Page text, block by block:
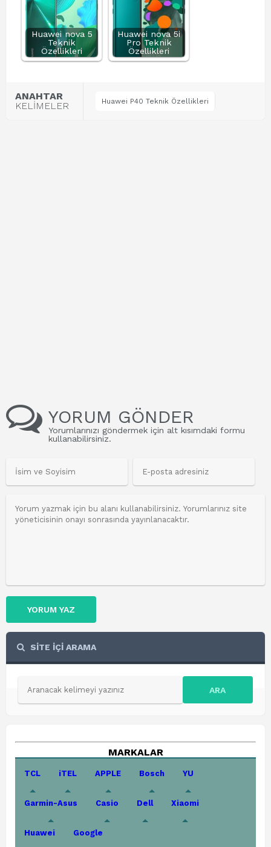
Huawei nova 5
Teknik
Özellikleri
Huawei nova 5i
Pro Teknik
Özellikleri
ANAHTAR
KELİMELER
Huawei P40 Teknik Özellikleri
YORUM GÖNDER
Yorumlarınızı göndermek için alt kısımdaki formu
kullanabilirsiniz.
YORUM YAZ
SİTE İÇİ ARAMA
ARA
MARKALAR
TCL iTEL APPLE Bosch YU
Garmin-Asus Casio Dell Xiaomi
Huawei Google